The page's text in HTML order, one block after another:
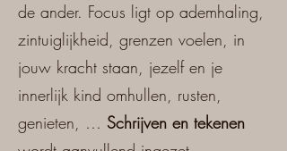
de ander. Focus ligt op ademhaling,
zintuiglijkheid, grenzen voelen, in
jouw kracht staan, jezelf en je
innerlijk kind omhullen, rusten,
genieten, … Schrijven en tekenen